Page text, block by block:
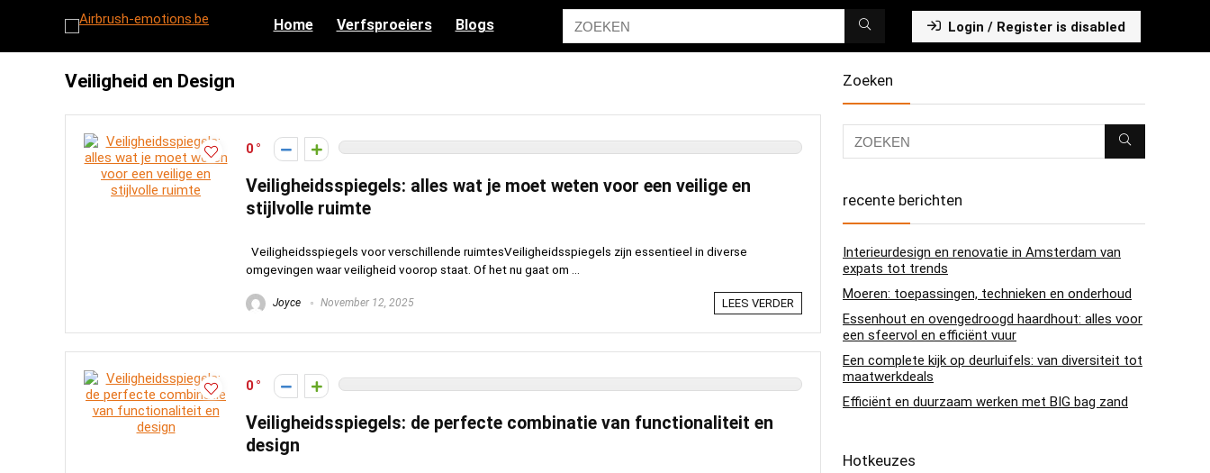
Home Verfsproeiers Blogs Login / Register is disabled
Veiligheid en Design
0
Veiligheidsspiegels: alles wat je moet weten voor een veilige en
stijlvolle ruimte
Veiligheidsspiegels voor verschillende ruimtesVeiligheidsspiegels zijn essentieel in diverse
omgevingen waar veiligheid voorop staat. Of het nu gaat om ...
Joyce November 12, 2025 LEES VERDER
0
Veiligheidsspiegels: de perfecte combinatie van functionaliteit en
design
Zoeken
recente berichten
Interieurdesign en renovatie in Amsterdam van
expats tot trends
Moeren: toepassingen, technieken en onderhoud
Essenhout en ovengedroogd haardhout: alles voor
een sfeervol en efficiënt vuur
Een complete kijk op deurluifels: van diversiteit tot
maatwerkdeals
Efficiënt en duurzaam werken met BIG bag zand
Hotkeuzes